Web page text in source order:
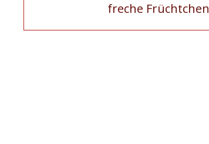
Navigation
freche Früchtchen